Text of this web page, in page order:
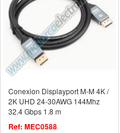
Conexion Displayport M-M 4K /
2K UHD 24-30AWG 144Mhz
32.4 Gbps 1.8 m
Ref: MEC0588